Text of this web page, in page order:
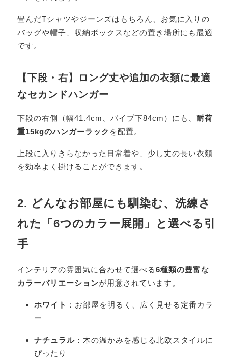
畳んだTシャツやジーンズはもちろん、お気に入りの
バッグや帽子、収納ボックスなどの置き場所にも最適
です。
【下段・右】ロング丈や追加の衣類に最適
なセカンドハンガー
下段の右側（幅41.4cm、パイプ下84cm）にも、 耐荷
重15kgのハンガーラック を配置。
上段に入りきらなかった日常着や、少し丈の長い衣類
を効率よく掛けることができます。
2. どんなお部屋にも馴染む、洗練さ
れた「6つのカラー展開」と選べる引
手
インテリアの雰囲気に合わせて選べる6種類の豊富な
カラーバリエーションが用意されています。
ホワイト ：お部屋を明るく、広く見せる定番カラ
ー
ナチュラル ：木の温かみを感じる北欧スタイルに
ぴったり